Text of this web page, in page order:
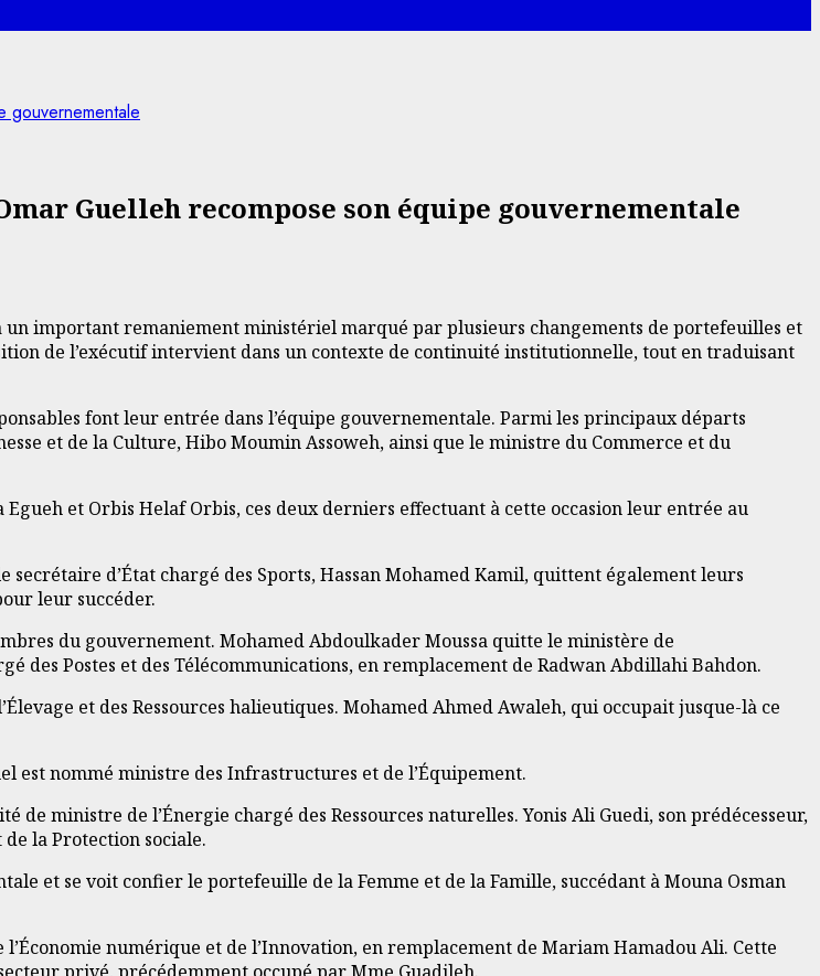
gouvernementale
Guelleh recompose son équipe gouvernementale
important remaniement ministériel marqué par plusieurs changements de portefeuilles et
de l’exécutif intervient dans un contexte de continuité institutionnelle, tout en traduisant
font leur entrée dans l’équipe gouvernementale. Parmi les principaux départs
et de la Culture, Hibo Moumin Assoweh, ainsi que le ministre du Commerce et du
et Orbis Helaf Orbis, ces deux derniers effectuant à cette occasion leur entrée au
d’État chargé des Sports, Hassan Mohamed Kamil, quittent également leurs
leur succéder.
du gouvernement. Mohamed Abdoulkader Moussa quitte le ministère de
Postes et des Télécommunications, en remplacement de Radwan Abdillahi Bahdon.
et des Ressources halieutiques. Mohamed Ahmed Awaleh, qui occupait jusque-là ce
est nommé ministre des Infrastructures et de l’Équipement.
ministre de l’Énergie chargé des Ressources naturelles. Yonis Ali Guedi, son prédécesseur,
la Protection sociale.
et se voit confier le portefeuille de la Femme et de la Famille, succédant à Mouna Osman
numérique et de l’Innovation, en remplacement de Mariam Hamadou Ali. Cette